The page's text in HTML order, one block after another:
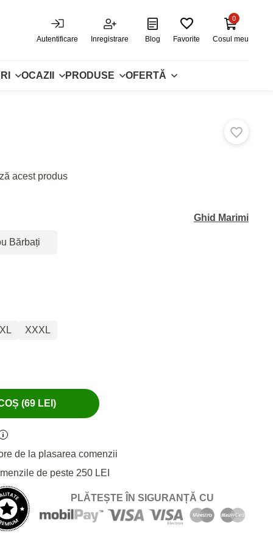
Autentificare Inregistrare Blog Favorite Cosul meu
0
OCAZII PRODUSE OFERTĂ
acest produs
Ghid Marimi
Bărbați
XXXL
(69 LEI)
de la plasarea comenzii
de peste 250 LEI
PLĂTEȘTE ÎN SIGURANȚĂ CU